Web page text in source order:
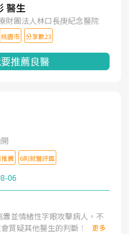
醫生
財團法人林口長庚紀念醫院
桃園市 分享數23
推薦良醫
薦 6則就醫評鑑
06
並情緒性字眼攻擊病人，不
質疑其他醫生的判斷！
更多